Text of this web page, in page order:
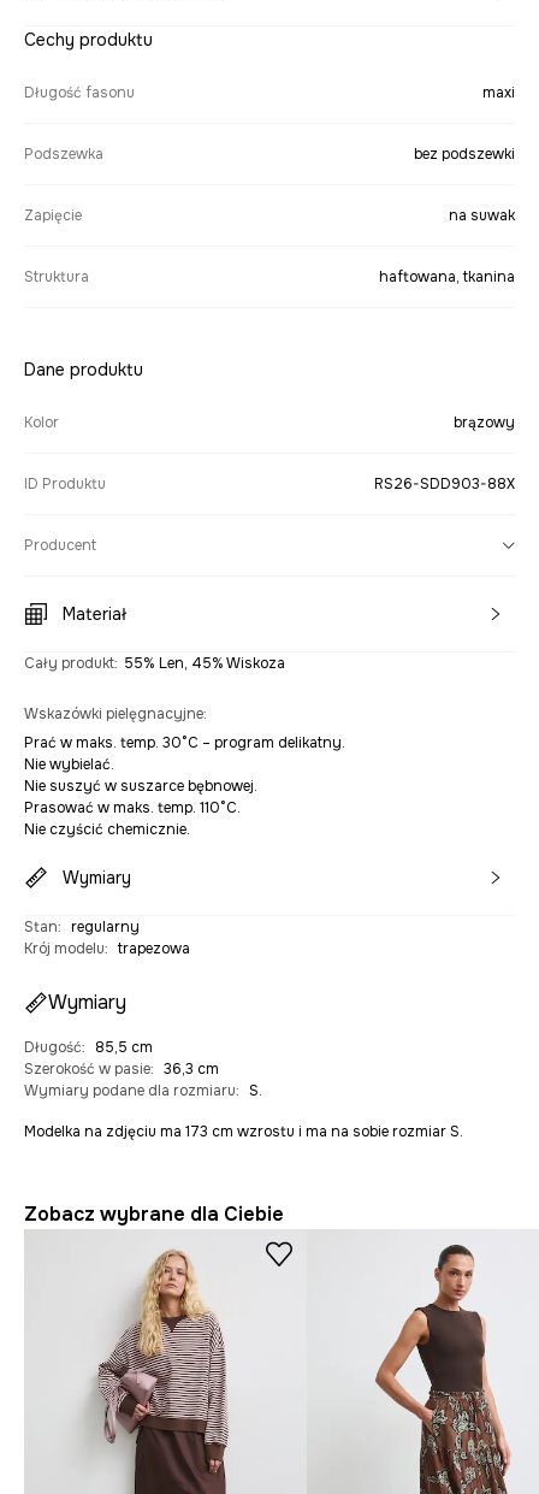
Cechy produktu
Długość fasonu maxi
Podszewka bez podszewki
Zapięcie na suwak
Struktura haftowana, tkanina
Dane produktu
Kolor brązowy
ID Produktu RS26-SDD903-88X
Producent
Materiał
Cały produkt: 55% Len, 45% Wiskoza
Wskazówki pielęgnacyjne:
Prać w maks. temp. 30°C – program delikatny.
Nie wybielać.
Nie suszyć w suszarce bębnowej.
Prasować w maks. temp. 110°C.
Nie czyścić chemicznie.
Wymiary
Stan: regularny
Krój modelu: trapezowa
Wymiary
Długość:
85,5 cm
Szerokość w pasie: 36,3 cm
Wymiary podane dla rozmiaru: S.
Modelka na zdjęciu ma 173 cm wzrostu i ma na sobie rozmiar S.
Zobacz wybrane dla Ciebie